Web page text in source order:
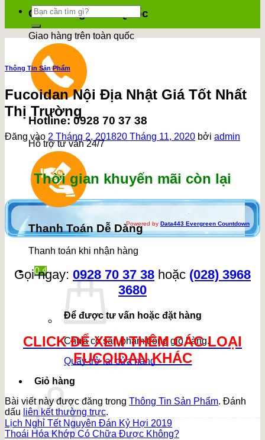
Giao Hàng Toàn Quốc
Giao hàng trên toàn quốc
Hotline: 0928 70 37 38
Hỗ trợ tư vấn 24/7
Thanh Toán Dễ Dàng
Thanh toán khi nhận hàng
0₫
Chưa có sản phẩm trong giỏ hàng.
Quay trở lại cửa hàng
Giỏ hàng
Tìm
kiếm:
Thông Tin Sản Phẩm
Fucoidan Nội Địa Nhật Giá Tốt Nhất
Thị Trường
Đăng vào 2 Tháng 2, 201820 Tháng 11, 2020 bởi admin
Thời gian khuyến mãi còn lại
Powered by Data443 Evergreen Countdown
Gọi ngay: 0928 70 37 38 hoặc (028) 3968
3680
Để được tư vấn hoặc đặt hàng
CLICK ĐỂ XEM THÊM CÁC LOẠI
FUCOIDAN KHÁC
Bài viết này được đăng trong Thông Tin Sản Phẩm. Đánh
dấu liên kết thường trực.
Lịch Nghỉ Tết Nguyên Đán Kỷ Hợi 2019
Thoái Hóa Khớp Có Chữa Được Không?